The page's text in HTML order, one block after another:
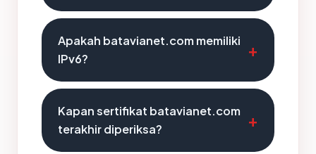
Apakah batavianet.com memiliki
IPv6?
Kapan sertifikat batavianet.com
terakhir diperiksa?